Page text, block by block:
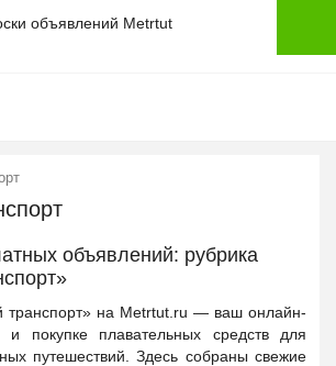
объявлений: рубрика
транспорт» на Metrtut.ru — ваш онлайн-
покупке плавательных средств для
путешествий. Здесь собраны свежие